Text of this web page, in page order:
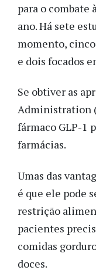
para o combate
ano. Há sete
momento,
e dois focados
Se obtiver as
Administration
fármaco GLP-1
farmácias.
Umas das
é que ele pode
restrição
pacientes
comidas
doces.